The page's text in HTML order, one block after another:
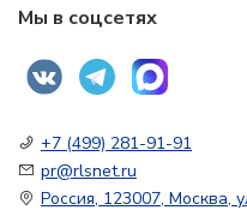
Мы в соцсетях
+7 (499) 281-91-91
pr@rlsnet.ru
Россия, 123007, Москва,